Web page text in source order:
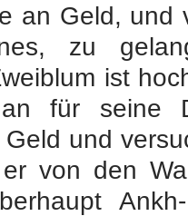
an Geld, und
zu
ist
für seine
und
von den